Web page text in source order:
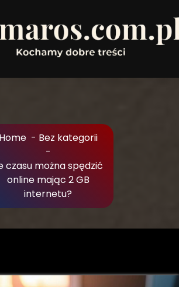
Home- Bez kategorii
-
czasu można spędzić
online mając 2 GB
internetu?